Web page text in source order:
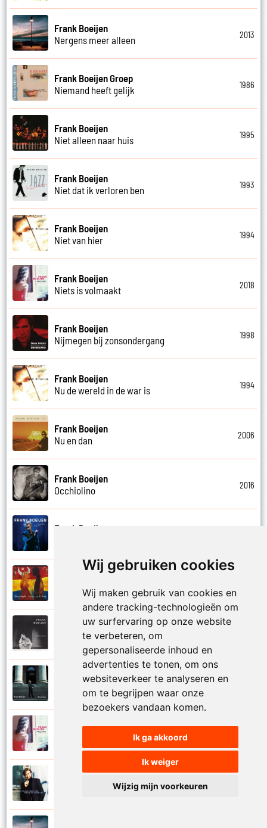
Wij gebruiken cookies
Wij maken gebruik van cookies en
andere tracking-technologieën om
uw surfervaring op onze website
te verbeteren, om
gepersonaliseerde inhoud en
advertenties te tonen, om ons
websiteverkeer te analyseren en
om te begrijpen waar onze
bezoekers vandaan komen.
Ik ga akkoord
Ik weiger
Wijzig mijn voorkeuren
Frank Boeijen
Nergens meer alleen
2013
Frank Boeijen Groep
Niemand heeft gelijk
1986
Frank Boeijen
Niet alleen naar huis
1995
Frank Boeijen
Niet dat ik verloren ben
1993
Frank Boeijen
Niet van hier
1994
Frank Boeijen
Niets is volmaakt
2018
Frank Boeijen
Nijmegen bij zonsondergang
1998
Frank Boeijen
Nu de wereld in de war is
1994
Frank Boeijen
Nu en dan
2006
Frank Boeijen
Occhiolino
2016
Frank Boeijen
Onder ons
Frank Boeijen
Onschuld
Frank Boeijen
Op een dag
Frank Boeijen
Open de poorten